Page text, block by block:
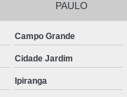
PAULO
Campo Grande
Cidade Jardim
Ipiranga